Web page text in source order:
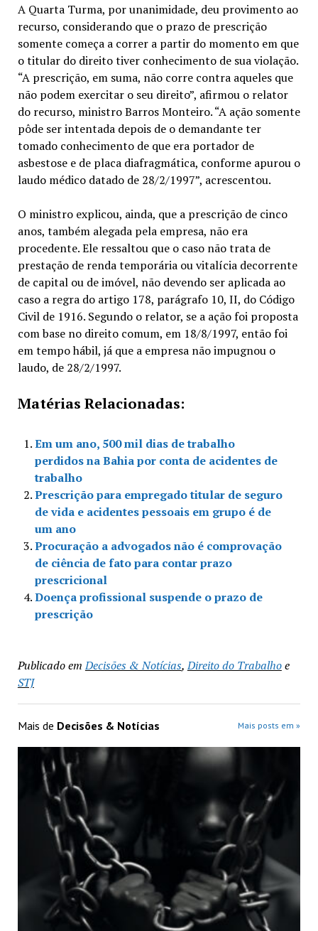
A Quarta Turma, por unanimidade, deu provimento ao
recurso, considerando que o prazo de prescrição
somente começa a correr a partir do momento em que
o titular do direito tiver conhecimento de sua violação.
“A prescrição, em suma, não corre contra aqueles que
não podem exercitar o seu direito”, afirmou o relator
do recurso, ministro Barros Monteiro. “A ação somente
pôde ser intentada depois de o demandante ter
tomado conhecimento de que era portador de
asbestose e de placa diafragmática, conforme apurou o
laudo médico datado de 28/2/1997”, acrescentou.
O ministro explicou, ainda, que a prescrição de cinco
anos, também alegada pela empresa, não era
procedente. Ele ressaltou que o caso não trata de
prestação de renda temporária ou vitalícia decorrente
de capital ou de imóvel, não devendo ser aplicada ao
caso a regra do artigo 178, parágrafo 10, II, do Código
Civil de 1916. Segundo o relator, se a ação foi proposta
com base no direito comum, em 18/8/1997, então foi
em tempo hábil, já que a empresa não impugnou o
laudo, de 28/2/1997.
Matérias Relacionadas:
Em um ano, 500 mil dias de trabalho
perdidos na Bahia por conta de acidentes de
trabalho
Prescrição para empregado titular de seguro
de vida e acidentes pessoais em grupo é de
um ano
Procuração a advogados não é comprovação
de ciência de fato para contar prazo
prescricional
Doença profissional suspende o prazo de
prescrição
Publicado em Decisões & Notícias,Direito do Trabalhoe
STJ
Mais de Decisões & Notícias Mais posts em »